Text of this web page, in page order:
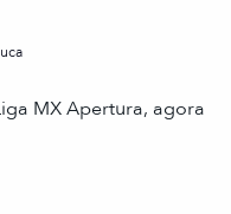
MX Apertura, agora